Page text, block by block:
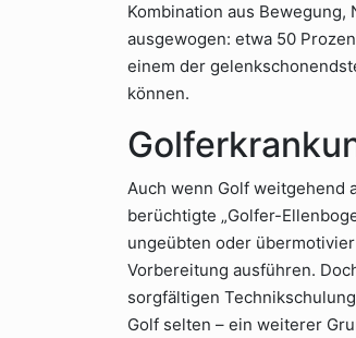
Kombination aus
ausgewogen: etwa 50
einem der
können.
Auch wenn Golf weitgehend
berüchtigte „Golfer-
ungeübten oder
Vorbereitung ausführen.
sorgfältigen
Golf selten – ein weiterer